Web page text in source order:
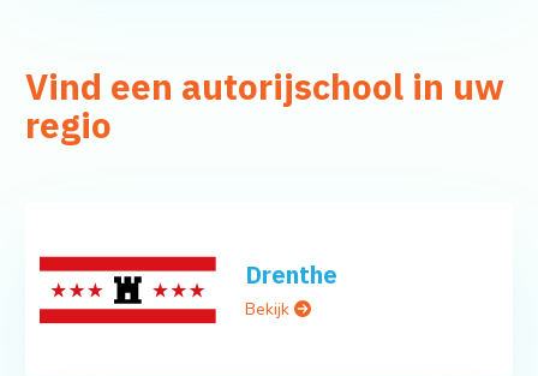
Vind een autorijschool in uw
regio
Drenthe
Bekijk